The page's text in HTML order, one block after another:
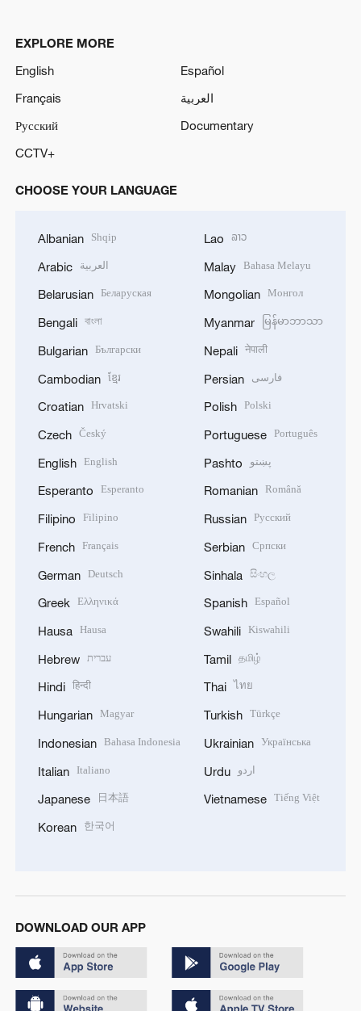
EXPLORE MORE
English
Español
Français
العربية
Русский
Documentary
CCTV+
CHOOSE YOUR LANGUAGE
Albanian Shqip
Arabic العربية
Belarusian Беларуская
Bengali বাংলা
Bulgarian Български
Cambodian ខ្មែរ
Croatian Hrvatski
Czech Český
English English
Esperanto Esperanto
Filipino Filipino
French Français
German Deutsch
Greek Ελληνικά
Hausa Hausa
Hebrew עברית
Hindi हिन्दी
Hungarian Magyar
Indonesian Bahasa Indonesia
Italian Italiano
Japanese 日本語
Korean 한국어
Lao ລາວ
Malay Bahasa Melayu
Mongolian Монгол
Myanmar မြန်မာဘာသာ
Nepali नेपाली
Persian فارسی
Polish Polski
Portuguese Português
Pashto پښتو
Romanian Română
Russian Русский
Serbian Српски
Sinhala සිංහල
Spanish Español
Swahili Kiswahili
Tamil தமிழ்
Thai ไทย
Turkish Türkçe
Ukrainian Українська
Urdu اردو
Vietnamese Tiếng Việt
DOWNLOAD OUR APP